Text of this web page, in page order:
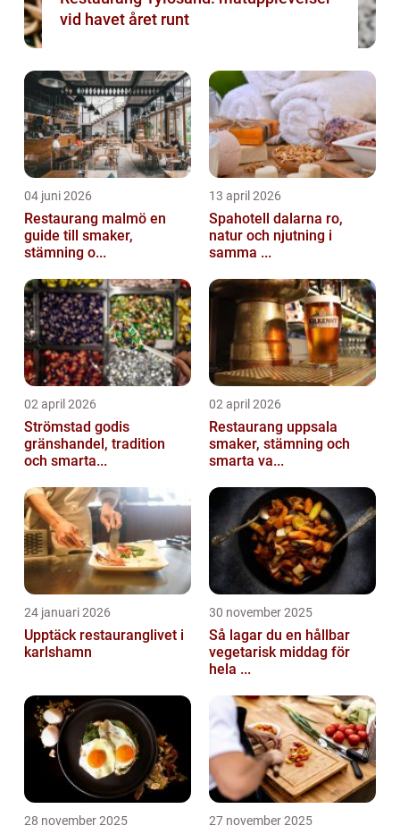
vid havet året runt
04 juni 2026
Restaurang malmö en
guide till smaker,
stämning o...
13 april 2026
Spahotell dalarna ro,
natur och njutning i
samma ...
02 april 2026
Strömstad godis
gränshandel, tradition
och smarta...
02 april 2026
Restaurang uppsala
smaker, stämning och
smarta va...
24 januari 2026
Upptäck restauranglivet i
karlshamn
30 november 2025
Så lagar du en hållbar
vegetarisk middag för
hela ...
28 november 2025 27 november 2025